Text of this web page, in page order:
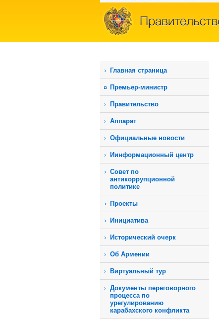
Главная страница
Премьер-министр
Правительство
Аппарат
Официальные новости
Иинформационный центр
Совет по
антикоррупционной
политике
Проекты
Инициатива
Исторический очерк
Об Армении
Виртуальный тур
Документы переговорного
процесса по
урегулированию
карабахского конфликта